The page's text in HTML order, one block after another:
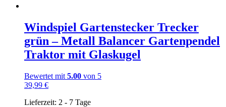
Windspiel Gartenstecker Trecker
grün – Metall Balancer Gartenpendel
Traktor mit Glaskugel
Bewertet mit 5.00 von 5
39,99 €
Lieferzeit: 2 - 7 Tage